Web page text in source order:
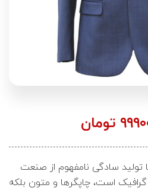
تومان
تولید سادگی نامفهوم از صنعت
گرافیک است، چاپگرها و متون بلکه